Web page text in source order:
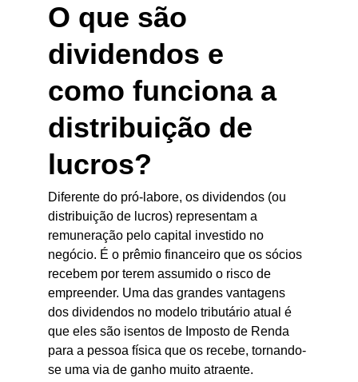
O que são
dividendos e
como funciona a
distribuição de
lucros?
Diferente do pró-labore, os dividendos (ou
distribuição de lucros) representam a
remuneração pelo capital investido no
negócio. É o prêmio financeiro que os sócios
recebem por terem assumido o risco de
empreender. Uma das grandes vantagens
dos dividendos no modelo tributário atual é
que eles são isentos de Imposto de Renda
para a pessoa física que os recebe, tornando-
se uma via de ganho muito atraente.